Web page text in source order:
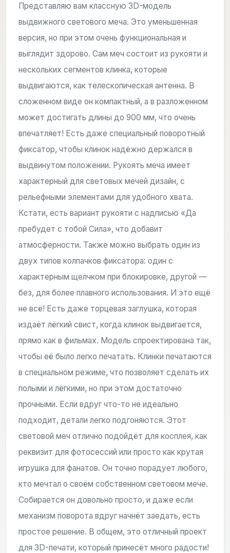
Представляю вам классную 3D-модель
выдвижного светового меча. Это уменьшенная
версия, но при этом очень функциональная и
выглядит здорово. Сам меч состоит из рукояти и
нескольких сегментов клинка, которые
выдвигаются, как телескопическая антенна. В
сложенном виде он компактный, а в разложенном
может достигать длины до 900 мм, что очень
впечатляет! Есть даже специальный поворотный
фиксатор, чтобы клинок надёжно держался в
выдвинутом положении. Рукоять меча имеет
характерный для световых мечей дизайн, с
рельефными элементами для удобного хвата.
Кстати, есть вариант рукояти с надписью «Да
пребудет с тобой Сила», что добавит
атмосферности. Также можно выбрать один из
двух типов колпачков фиксатора: один с
характерным щелчком при блокировке, другой —
без, для более плавного использования. И это ещё
не всё! Есть даже торцевая заглушка, которая
издаёт лёгкий свист, когда клинок выдвигается,
прямо как в фильмах. Модель спроектирована так,
чтобы её было легко печатать. Клинки печатаются
в специальном режиме, что позволяет сделать их
полыми и лёгкими, но при этом достаточно
прочными. Если вдруг что-то не идеально
подходит, детали легко подгоняются. Этот
световой меч отлично подойдёт для косплея, как
реквизит для фотосессий или просто как крутая
игрушка для фанатов. Он точно порадует любого,
кто мечтал о своём собственном световом мече.
Собирается он довольно просто, и даже если
механизм поворота вдруг начнёт заедать, есть
простое решение. В общем, это отличный проект
для 3D-печати, который принесёт много радости!